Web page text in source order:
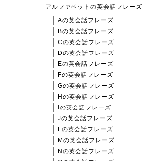
アルファベットの英会話フレーズ
Aの英会話フレーズ
Bの英会話フレーズ
Cの英会話フレーズ
Dの英会話フレーズ
Eの英会話フレーズ
Fの英会話フレーズ
Gの英会話フレーズ
Hの英会話フレーズ
Iの英会話フレーズ
Jの英会話フレーズ
Lの英会話フレーズ
Mの英会話フレーズ
Nの英会話フレーズ